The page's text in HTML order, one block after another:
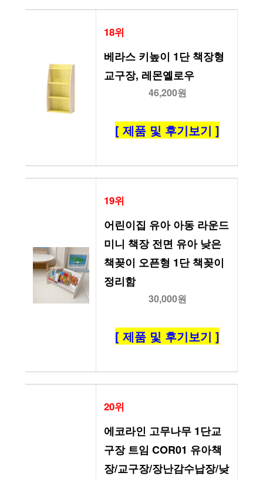
18위
베라스 키높이 1단 책장형
교구장, 레몬옐로우
46,200원
[ 제품 및 후기보기 ]
19위
어린이집 유아 아동 라운드
미니 책장 전면 유아 낮은
책꽂이 오픈형 1단 책꽂이
정리함
30,000원
[ 제품 및 후기보기 ]
20위
에코라인 고무나무 1단교
구장 트임 COR01 유아책
장/교구장/장난감수납장/낮